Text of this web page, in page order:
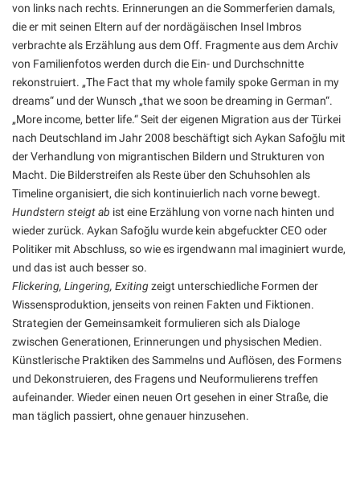
von links nach rechts. Erinnerungen an die Sommerferien damals,
die er mit seinen Eltern auf der nordägäischen Insel Imbros
verbrachte als Erzählung aus dem Off. Fragmente aus dem Archiv
von Familienfotos werden durch die Ein- und Durchschnitte
rekonstruiert. „The Fact that my whole family spoke German in my
dreams“ und der Wunsch „that we soon be dreaming in German“.
„More income, better life.“ Seit der eigenen Migration aus der Türkei
nach Deutschland im Jahr 2008 beschäftigt sich Aykan Safoğlu mit
der Verhandlung von migrantischen Bildern und Strukturen von
Macht. Die Bilderstreifen als Reste über den Schuhsohlen als
Timeline organisiert, die sich kontinuierlich nach vorne bewegt.
Hundstern steigt ab ist eine Erzählung von vorne nach hinten und
wieder zurück. Aykan Safoğlu wurde kein abgefuckter CEO oder
Politiker mit Abschluss, so wie es irgendwann mal imaginiert wurde,
und das ist auch besser so.
Flickering, Lingering, Exitingzeigt unterschiedliche Formen der
Wissensproduktion, jenseits von reinen Fakten und Fiktionen.
Strategien der Gemeinsamkeit formulieren sich als Dialoge
zwischen Generationen, Erinnerungen und physischen Medien.
Künstlerische Praktiken des Sammelns und Auflösen, des Formens
und Dekonstruieren, des Fragens und Neuformulierens treffen
aufeinander. Wieder einen neuen Ort gesehen in einer Straße, die
man täglich passiert, ohne genauer hinzusehen.